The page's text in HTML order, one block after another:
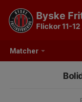
Matcher
Byske
Flickor 11-12